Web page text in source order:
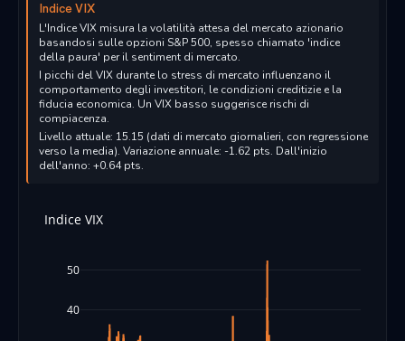
Indice VIX
L'Indice VIX misura la volatilità attesa del mercato azionario
basandosi sulle opzioni S&P 500, spesso chiamato 'indice
della paura' per il sentiment di mercato.
I picchi del VIX durante lo stress di mercato influenzano il
comportamento degli investitori, le condizioni creditizie e la
fiducia economica. Un VIX basso suggerisce rischi di
compiacenza.
Livello attuale: 15.15 (dati di mercato giornalieri, con regressione
verso la media). Variazione annuale: -1.62 pts. Dall'inizio
dell'anno: +0.64 pts.
40
50
Indice VIX